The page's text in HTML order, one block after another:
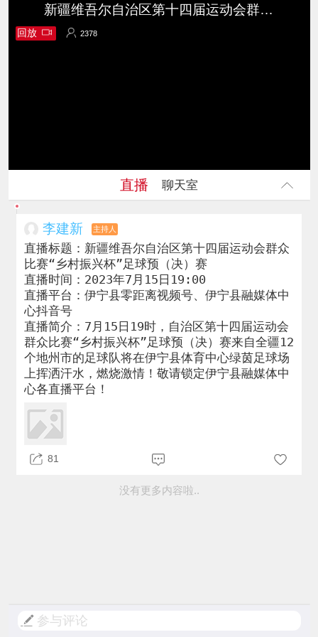
回放 2378
新疆维吾尔自治区第十四届运动会群众比赛“乡村振兴杯”足球预（决）赛
直播 聊天室
李建新 主持人
直播标题：新疆维吾尔自治区第十四届运动会群众
比赛“乡村振兴杯”足球预（决）赛
直播时间：2023年7月15日19:00
直播平台：伊宁县零距离视频号、伊宁县融媒体中
心抖音号
直播简介：7月15日19时，自治区第十四届运动会
群众比赛“乡村振兴杯”足球预（决）赛来自全疆12
个地州市的足球队将在伊宁县体育中心绿茵足球场
上挥洒汗水，燃烧激情！敬请锁定伊宁县融媒体中
心各直播平台！
81
没有更多内容啦..
参与评论